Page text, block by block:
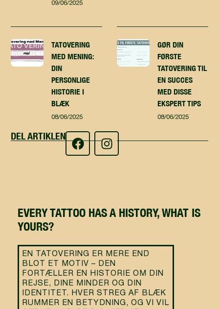
09/06/2025
TATOVERING
MED MENING:
DIN
PERSONLIGE
HISTORIE I
BLÆK
08/06/2025
GØR DIN
FØRSTE
TATOVERING TIL
EN SUCCES
MED DISSE
EKSPERT TIPS
08/06/2025
DEL ARTIKLEN
EVERY TATTOO HAS A HISTORY, WHAT IS
YOURS?
EN TATOVERING ER MERE END
BLOT ET MOTIV – DEN
FORTÆLLER EN HISTORIE OM DIN
REJSE, DINE MINDER OG DIN
IDENTITET. HVER STREG AF BLÆK
RUMMER EN BETYDNING, OG VI VIL